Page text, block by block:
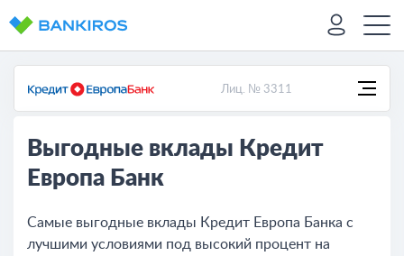
Лиц. № 3311
Выгодные вклады Кредит
Европа Банк
Самые выгодные вклады Кредит Европа Банка с
лучшими условиями под высокий процент на